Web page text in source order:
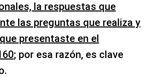
la respuestas que
las preguntas que realiza y
presentaste en el
; por esa razón, es clave